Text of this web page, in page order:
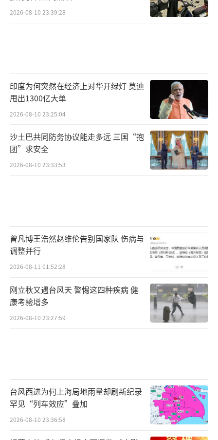
求的年轻夫妻，一般半年或者一年前就开始找
轻夫妻在收入更高的地区工作，但是大城市生
活成本高，他们会攒下钱在县里买房，为的是
以后返乡置业、孩子上学，这些房子常常装修
几年了还没人入住。
降价同样刺激非刚需购房者。李清是附近
乡镇的一名年轻教师，镇域消费生态难以满足
更加方便”。
不过从过去一年县里整体交易数据来看，
更多人“买涨不买跌”。这次回家过年，也有
不少老乡问他县里房价还能不能降、眼下要不
要买，阿勋的回答比较保守，“刚需的可以
买”。
阿勋表示，按照县里现在的房价，以前高
位买房的客户大都需要降个一两成才能把房子
卖出去，这还是新楼盘的行情，“房龄过了20
2026-08-10 23:39:28
印度为何突然在经济上对华开绿灯 莫迪
甩出1300亿大单
2026-08-10 23:25:04
沙土巴共同防务协议能走多远 三国“抱
团”求安全
2026-08-10 23:33:53
曾凡博王浩然赵维伦告别国家队 伤病与
调整并行
2026-08-11 01:52:28
刚立秋又遇台风天 警惕这四种疾病 健
康考验增多
2026-08-10 23:27:59
台风西进为何上海局地雨量却刷新纪录
罕见“列车效应”叠加
2026-08-10 23:36:58